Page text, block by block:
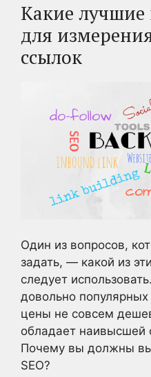
Какие
для
ссылок
Один из вопросов,
задать, — какой из
следует
довольно
цены не совсем
обладает наивысшей
Почему вы должны
SEO?